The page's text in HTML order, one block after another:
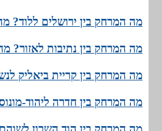
מה המרחק בין ירושלים ללוד?
מה המרחק בין נתיבות לאזור?
מה המרחק בין קריית ביאליק
מה המרחק בין חדרה ליהוד-